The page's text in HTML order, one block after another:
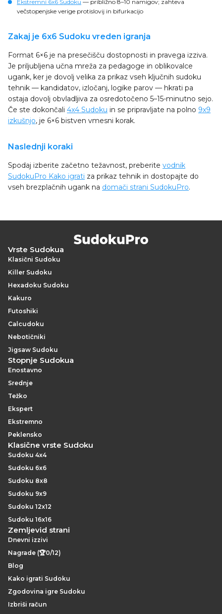
Ekstremni 6x6 Sudoku — približno 8–10 namigov; zahteva
večstopenjske verige protislovij in bifurkacijo
Zakaj je 6x6 Sudoku vreden igranja
Format 6×6 je na presečišču dostopnosti in pravega izziva.
Je priljubljena učna mreža za pedagoge in oblikovalce
ugank, ker je dovolj velika za prikaz vseh ključnih sudoku
tehnik — kandidatov, izločanj, logike parov — hkrati pa
ostaja dovolj obvladljiva za osredotočeno 5–15-minutno sejo.
Če ste dokončali 4x4 Sudoku in se pripravljate na polno 9x9
izkušnjo, je 6×6 bistven vmesni korak.
Naslednji koraki
Spodaj izberite začetno težavnost, preberite vodnik
SudokuPro Kako igrati za prikaz tehnik in dostopajte do
vseh brezplačnih ugank na domači strani SudokuPro.
Vrste Sudokua
Klasični Sudoku
Killer Sudoku
Hexadoku Sudoku
Kakuro
Futoshiki
Calcudoku
Nebotičniki
Jigsaw Sudoku
Stopnje Sudokua
Enostavno
Srednje
Težko
Ekspert
Ekstremno
Peklensko
Klasične vrste Sudoku
Sudoku 4x4
Sudoku 6x6
Sudoku 8x8
Sudoku 9x9
Sudoku 12x12
Sudoku 16x16
Zemljevid strani
Dnevni izzivi
Nagrade (🏆0/12)
Blog
Kako igrati Sudoku
Zgodovina igre Sudoku
Izbriši račun